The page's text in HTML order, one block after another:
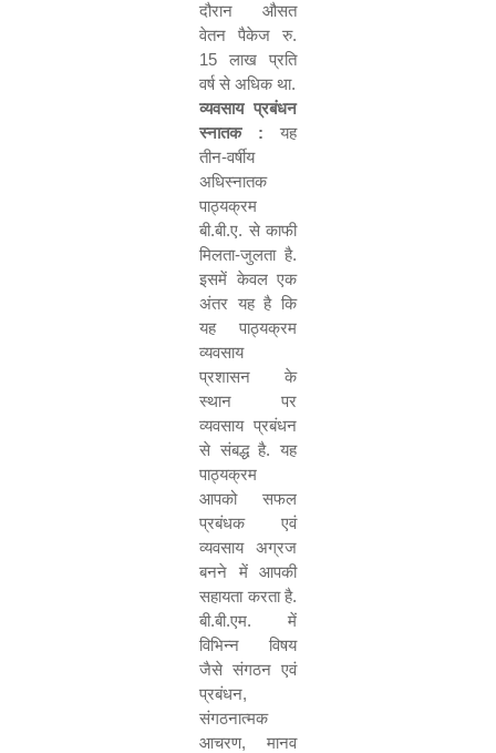
दौरान औसत
वेतन पैकेज रु.
15 लाख प्रति
वर्ष से अधिक था.
व्यवसाय प्रबंधन
स्नातक : यह
तीन-वर्षीय
अधिस्नातक
पाठ्यक्रम
बी.बी.ए. से काफी
मिलता-जुलता है.
इसमें केवल एक
अंतर यह है कि
यह पाठ्यक्रम
व्यवसाय
प्रशासन के
स्थान पर
व्यवसाय प्रबंधन
से संबद्ध है. यह
पाठ्यक्रम
आपको सफल
प्रबंधक एवं
व्यवसाय अग्रज
बनने में आपकी
सहायता करता है.
बी.बी.एम. में
विभिन्न विषय
जैसे संगठन एवं
प्रबंधन,
संगठनात्मक
आचरण, मानव